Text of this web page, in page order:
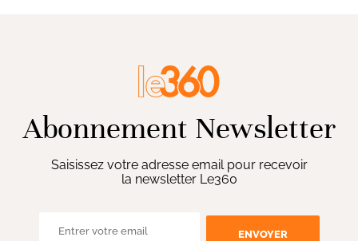
Abonnement Newsletter
Saisissez votre adresse email pour recevoir
la newsletter Le360
ENVOYER